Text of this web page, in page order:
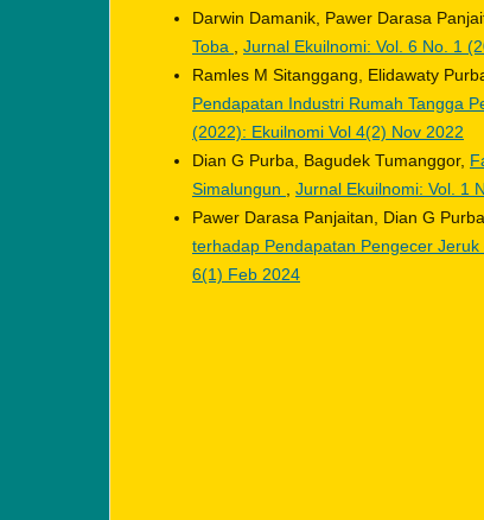
Darwin Damanik, Pawer Darasa
Toba
Jurnal Ekuilnomi: Vol. 6 No. 1
Ramles M Sitanggang, Elidawaty
Pendapatan Industri Rumah Tangga
(2022): Ekuilnomi Vol 4(2) Nov 2022
Dian G Purba, Bagudek Tumanggor,
Simalungun
Jurnal Ekuilnomi: Vol. 1
Pawer Darasa Panjaitan, Dian G
terhadap Pendapatan Pengecer
6(1) Feb 2024